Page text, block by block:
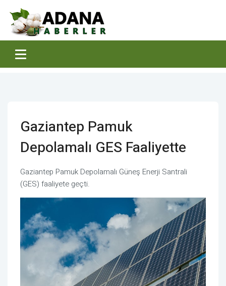
Gaziantep Pamuk
Depolamalı GES Faaliyette
Gaziantep Pamuk Depolamalı Güneş Enerji Santrali
(GES) faaliyete geçti.